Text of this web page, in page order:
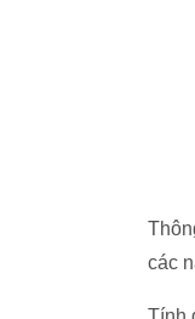
các